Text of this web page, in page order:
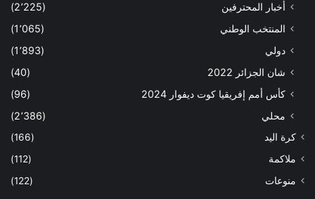
أخبار المحترفين
(2٬225)
المنتخب الوطني
(1٬065)
دولي
(1٬893)
شان الجزائر 2022
(40)
كأس أمم إفريقيا كوت ديفوار 2024
(96)
محلي
(2٬386)
كرة اليد
(166)
ملاكمة
(112)
منوعات
(122)